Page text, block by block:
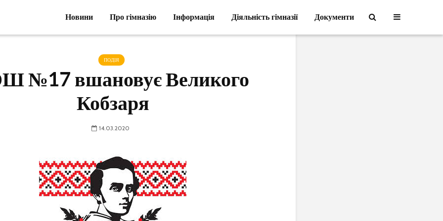
Новини Про гімназію Інформація Діяльність гімназії Документи
Новини Про гімназію Інформація Діяльність гімназії Документи
ПОДІЯ
№17 вшановує Великого
Кобзаря
14.03.2020